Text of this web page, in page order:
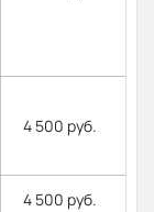
4 500 руб.
4 500 руб.